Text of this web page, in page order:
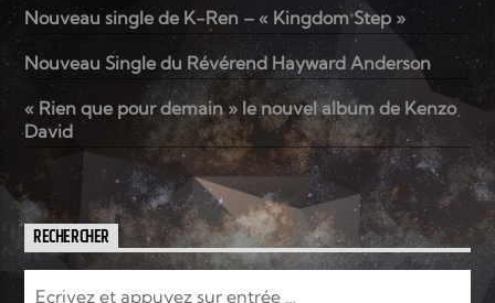
Nouveau single de K-Ren – « Kingdom Step »
Nouveau Single du Révérend Hayward Anderson
« Rien que pour demain » le nouvel album de Kenzo
David
RECHERCHER